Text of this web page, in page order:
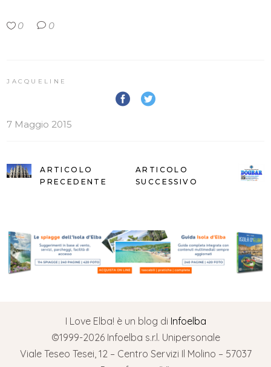
0 0
JACQUELINE
7 Maggio 2015
ARTICOLO
PRECEDENTE
ARTICOLO
SUCCESSIVO
I Love Elba! è un blog di Infoelba
©1999-2026 Infoelba s.r.l. Unipersonale
Viale Teseo Tesei, 12 – Centro Servizi Il Molino – 57037